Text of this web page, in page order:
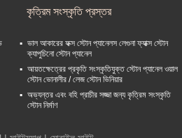
কৃত্রিম সংস্কৃতি প্রস্তর
ভাল আকারের ফক্স স্টোন প্যানেলস লেগুনা ফ্যাক্স স্টোন
ক্যাপুচিনো স্টোন প্যানেল
আয়তক্ষেত্রের প্রকৃতি সংস্কৃতিযুক্ত স্টোন প্যানেল ওয়াল
স্টোন ভোনালীর / লেজ স্টোন ভিনিয়ার
অভ্যন্তর এবং বহি প্রাচীর সজ্জা জন্য কৃত্রিম সংস্কৃতি
স্টোন নির্মাণ